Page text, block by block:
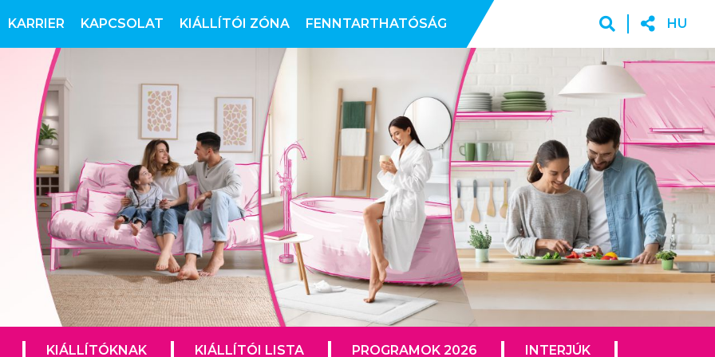
KARRIER KAPCSOLAT KIÁLLÍTÓI ZÓNA FENNTARTHATÓSÁG HU
KIÁLLÍTÓKNAK KIÁLLÍTÓI LISTA PROGRAMOK 2026 INTERJÚK